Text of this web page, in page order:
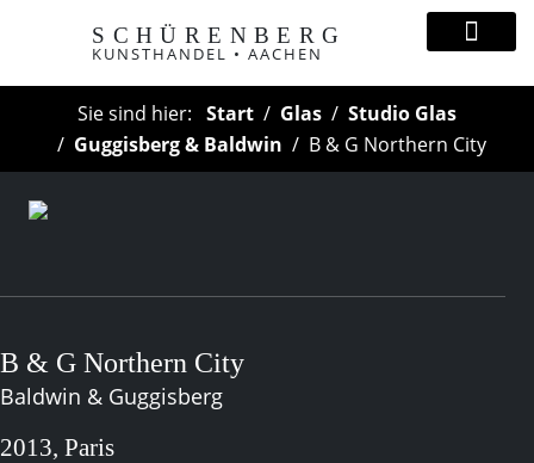
SCHÜRENBERG
KUNSTHANDEL • AACHEN
Sie sind hier: Start Glas
Studio Glas
Guggisberg & Baldwin
B & G Northern City
B & G Northern City
Baldwin & Guggisberg
2013, Paris